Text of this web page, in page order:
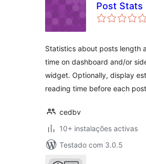
Post Stats
Statistics about posts length
time on dashboard and/or
widget. Optionally, display
reading time before each
cedbv
10+ instalações activas
Testado com 3.0.5